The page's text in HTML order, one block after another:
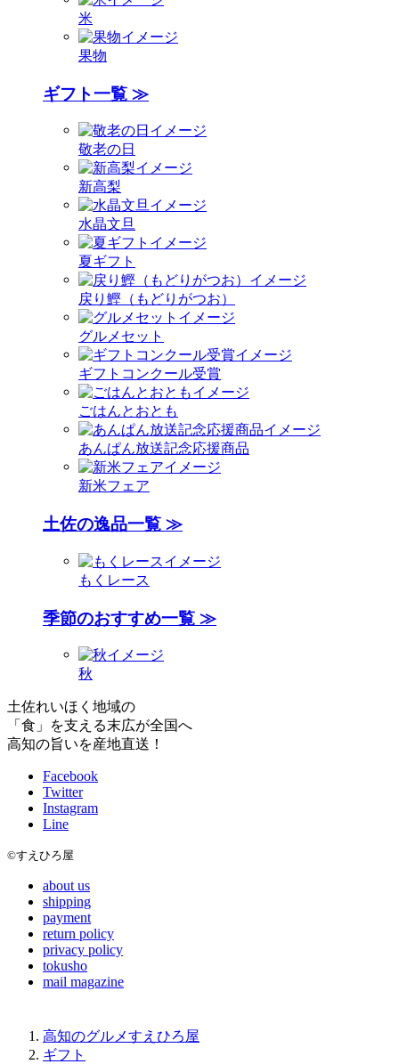
米
果物
ギフト一覧 ≫
敬老の日
新高梨
水晶文旦
夏ギフト
戻り鰹（もどりがつお）
グルメセット
ギフトコンクール受賞
ごはんとおとも
あんぱん放送記念応援商品
新米フェア
土佐の逸品一覧 ≫
もくレース
季節のおすすめ一覧 ≫
秋
土佐れいほく地域の
「食」を支える末広が全国へ
高知の旨いを産地直送！
Facebook
Twitter
Instagram
Line
©すえひろ屋
about us
shipping
payment
return policy
privacy policy
tokusho
mail magazine
高知のグルメすえひろ屋
ギフト